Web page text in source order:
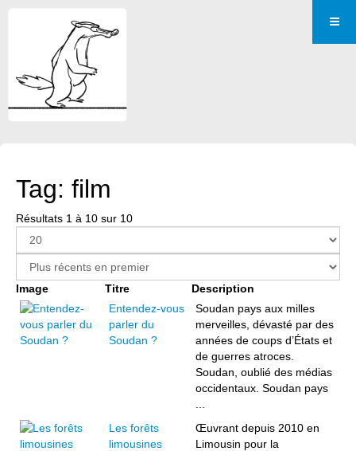
Tag: film
Résultats 1 à 10 sur 10
Image Titre
Description
Entendez-vous
parler du
Soudan ?
Soudan pays aux milles
merveilles, dévasté par des
années de coups d’États et
de guerres atroces.
Soudan, oublié des médias
occidentaux. Soudan pays
Les forêts
limousines
Œuvrant depuis 2010 en
Limousin pour la